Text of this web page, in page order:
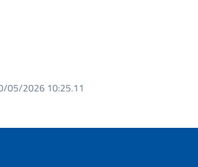
05/2026 10:25.11